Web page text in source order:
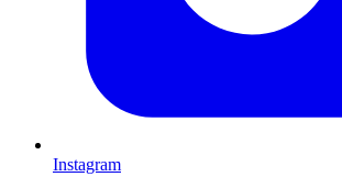
Instagram